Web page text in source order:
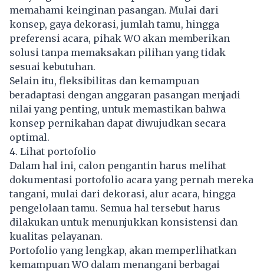
memahami keinginan pasangan. Mulai dari
konsep, gaya dekorasi, jumlah tamu, hingga
preferensi acara, pihak WO akan memberikan
solusi tanpa memaksakan pilihan yang tidak
sesuai kebutuhan.
Selain itu, fleksibilitas dan kemampuan
beradaptasi dengan anggaran pasangan menjadi
nilai yang penting, untuk memastikan bahwa
konsep pernikahan dapat diwujudkan secara
optimal.
4. Lihat portofolio
Dalam hal ini, calon pengantin harus melihat
dokumentasi portofolio acara yang pernah mereka
tangani, mulai dari dekorasi, alur acara, hingga
pengelolaan tamu. Semua hal tersebut harus
dilakukan untuk menunjukkan konsistensi dan
kualitas pelayanan.
Portofolio yang lengkap, akan memperlihatkan
kemampuan WO dalam menangani berbagai